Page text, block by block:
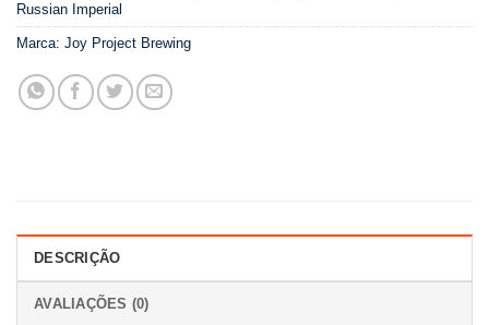
Russian Imperial
Marca: Joy Project Brewing
DESCRIÇÃO
AVALIAÇÕES (0)